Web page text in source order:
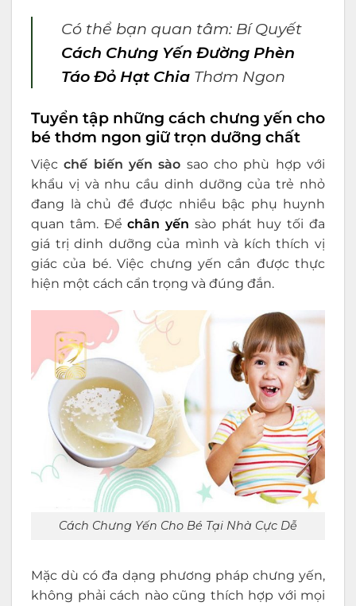
Có thể bạn quan tâm: Bí Quyết
Cách Chưng Yến Đường Phèn
Táo Đỏ Hạt Chia Thơm Ngon
Tuyển tập những cách chưng yến cho
bé thơm ngon giữ trọn dưỡng chất
Việcchế biến yến sào sao cho phù hợp với
khẩu vị và nhu cầu dinh dưỡng của trẻ nhỏ
đang là chủ đề được nhiều bậc phụ huynh
quan tâm. Đểchân yến sào phát huy tối đa
giá trị dinh dưỡng của mình và kích thích vị
giác của bé. Việc chưng yến cần được thực
hiện một cách cẩn trọng và đúng đắn.
Cách Chưng Yến Cho Bé Tại Nhà Cực Dễ
Mặc dù có đa dạng phương pháp chưng yến,
không phải cách nào cũng thích hợp với mọi